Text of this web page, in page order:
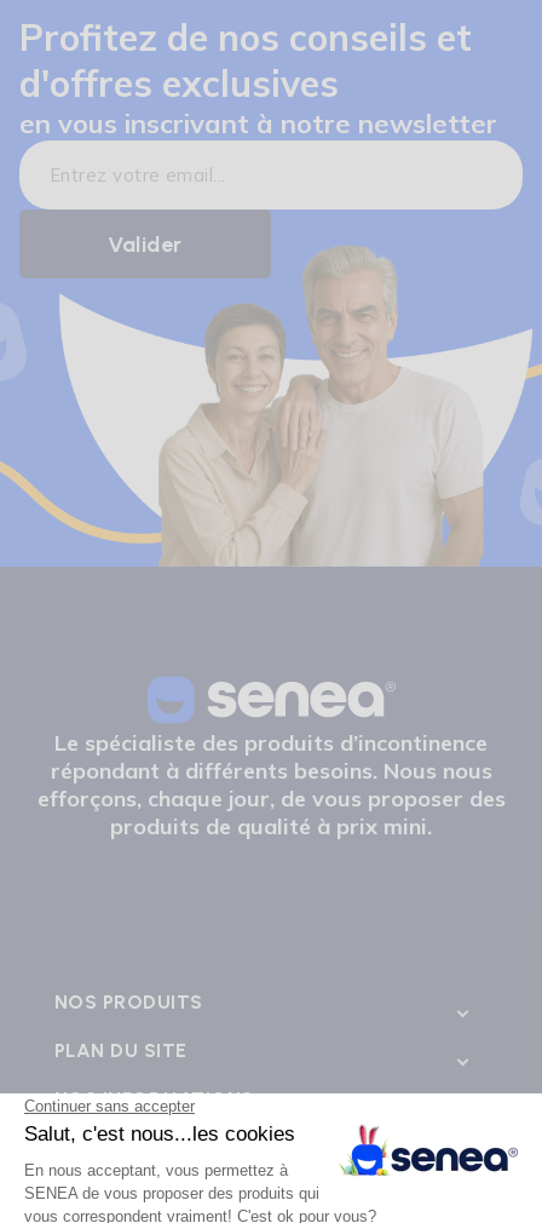
Profitez de nos conseils et
d'offres exclusives
en vous inscrivant à notre newsletter
Le spécialiste des produits d’incontinence
répondant à différents besoins. Nous nous
efforçons, chaque jour, de vous proposer des
produits de qualité à prix mini.
NOS PRODUITS
PLAN DU SITE
NOS INFORMATIONS
CONTACTEZ-NOUS